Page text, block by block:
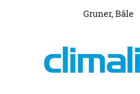
Gruner, Bâle